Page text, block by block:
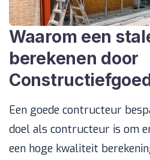
Waarom een
berekenen door
Een goede contructeur
doel als contructeur is om
een hoge kwaliteit